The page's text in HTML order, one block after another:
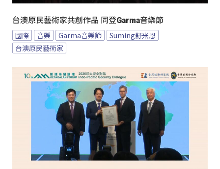
台澳原民藝術家共創作品 同登Garma音樂節
國際 音樂 Garma音樂節
Suming舒米恩
台澳原民藝術家